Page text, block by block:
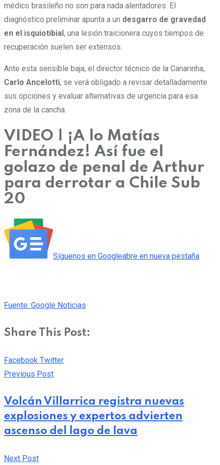
médico brasileño no son para nada alentadores. El
diagnóstico preliminar apunta a un desgarro de gravedad
en el isquiotibial, una lesión traicionera cuyos tiempos de
recuperación suelen ser extensos.
Ante esta sensible baja, el director técnico de la Canarinha,
Carlo Ancelotti, se verá obligado a revisar detalladamente
sus opciones y evaluar alternativas de urgencia para esa
zona de la cancha.
VIDEO | ¡A lo Matías
Fernández! Así fue el
golazo de penal de Arthur
para derrotar a Chile Sub
20
Síguenos en Googleabre en nueva pestaña
Fuente: Google Noticias
Share This Post:
Facebook TwitterPinterest
Whatsapp
Cloud
StumbleUpon
Print
Share
Previous Post
Volcán Villarrica registra nuevas
explosiones y expertos advierten
ascenso del lago de lava
Next Post